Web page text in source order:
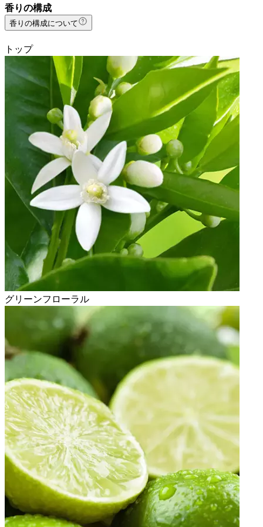
香りの構成
香りの構成について
トップ
グリーンフローラル